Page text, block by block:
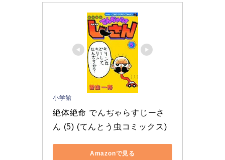
小学館
絶体絶命 でんぢゃらすじーさ
ん (5) (てんとう虫コミックス)
Amazonで見る